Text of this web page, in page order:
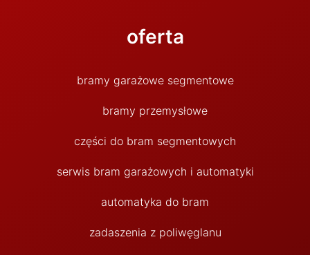
oferta
bramy garażowe segmentowe
bramy przemysłowe
części do bram segmentowych
serwis bram garażowych i automatyki
automatyka do bram
zadaszenia z poliwęglanu